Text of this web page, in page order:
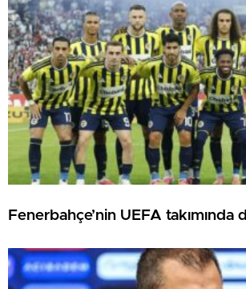
Fenerbahçe’nin UEFA takımında